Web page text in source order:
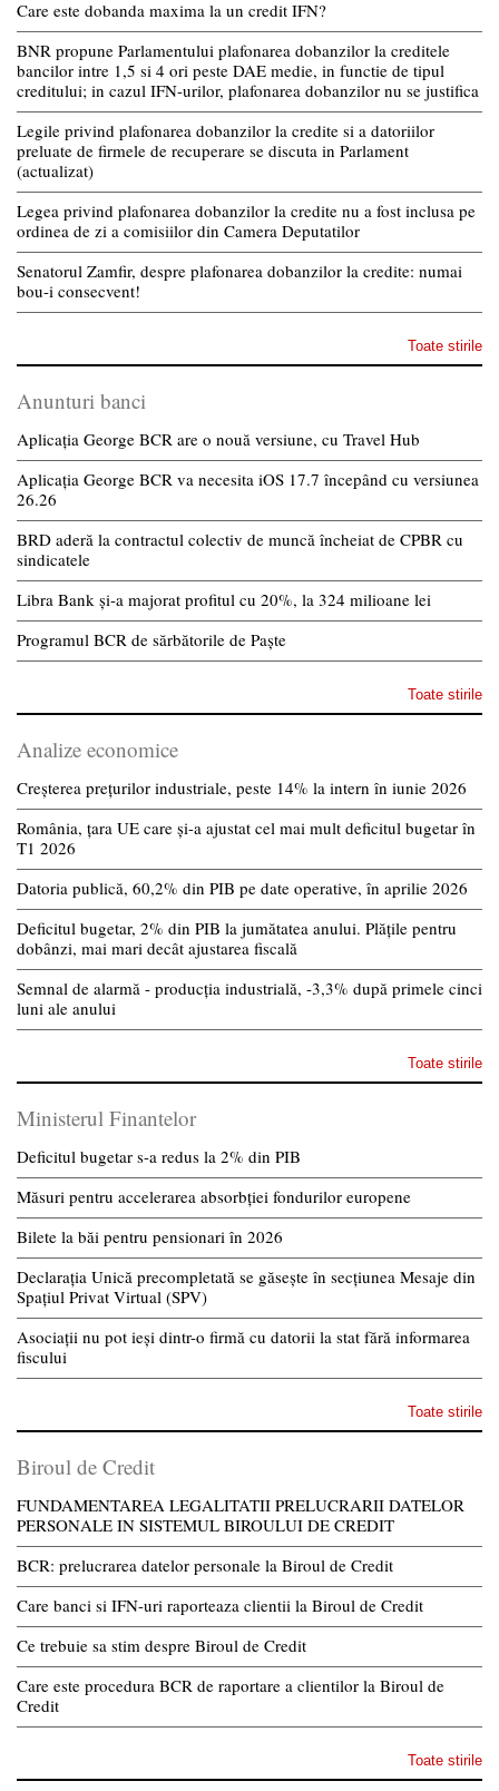
Care este dobanda maxima la un credit IFN?
BNR propune Parlamentului plafonarea dobanzilor la creditele
bancilor intre 1,5 si 4 ori peste DAE medie, in functie de tipul
creditului; in cazul IFN-urilor, plafonarea dobanzilor nu se justifica
Legile privind plafonarea dobanzilor la credite si a datoriilor
preluate de firmele de recuperare se discuta in Parlament
(actualizat)
Legea privind plafonarea dobanzilor la credite nu a fost inclusa pe
ordinea de zi a comisiilor din Camera Deputatilor
Senatorul Zamfir, despre plafonarea dobanzilor la credite: numai
bou-i consecvent!
Toate stirile
Anunturi banci
Aplicația George BCR are o nouă versiune, cu Travel Hub
Aplicația George BCR va necesita iOS 17.7 începând cu versiunea
26.26
BRD aderă la contractul colectiv de muncă încheiat de CPBR cu
sindicatele
Libra Bank și-a majorat profitul cu 20%, la 324 milioane lei
Programul BCR de sărbătorile de Paște
Toate stirile
Analize economice
Creșterea prețurilor industriale, peste 14% la intern în iunie 2026
România, țara UE care și-a ajustat cel mai mult deficitul bugetar în
T1 2026
Datoria publică, 60,2% din PIB pe date operative, în aprilie 2026
Deficitul bugetar, 2% din PIB la jumătatea anului. Plățile pentru
dobânzi, mai mari decât ajustarea fiscală
Semnal de alarmă - producția industrială, -3,3% după primele cinci
luni ale anului
Toate stirile
Ministerul Finantelor
Deficitul bugetar s-a redus la 2% din PIB
Măsuri pentru accelerarea absorbției fondurilor europene
Bilete la băi pentru pensionari în 2026
Declarația Unică precompletată se găsește în secțiunea Mesaje din
Spațiul Privat Virtual (SPV)
Asociații nu pot ieși dintr-o firmă cu datorii la stat fără informarea
fiscului
Toate stirile
Biroul de Credit
FUNDAMENTAREA LEGALITATII PRELUCRARII DATELOR
PERSONALE IN SISTEMUL BIROULUI DE CREDIT
BCR: prelucrarea datelor personale la Biroul de Credit
Care banci si IFN-uri raporteaza clientii la Biroul de Credit
Ce trebuie sa stim despre Biroul de Credit
Care este procedura BCR de raportare a clientilor la Biroul de
Credit
Toate stirile